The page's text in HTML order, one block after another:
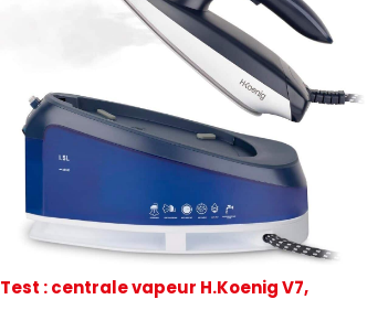
Test : centrale vapeur H.Koenig V7,